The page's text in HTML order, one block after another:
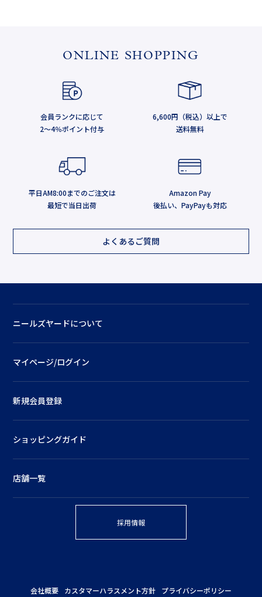
ONLINE SHOPPING
会員ランクに応じて
2～4％ポイント付与
6,600円（税込）以上で
送料無料
平日AM8:00までのご注文は
最短で当日出荷
Amazon Pay
後払い、PayPayも対応
よくあるご質問
ニールズヤードについて
マイページ/ログイン
新規会員登録
ショッピングガイド
店舗一覧
採用情報
会社概要 カスタマーハラスメント方針 プライバシーポリシー